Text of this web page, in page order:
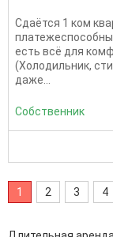
Сдаётся 1 ком
есть всё для
(Холодильник,
даже...
Собственник
1 2 3 4